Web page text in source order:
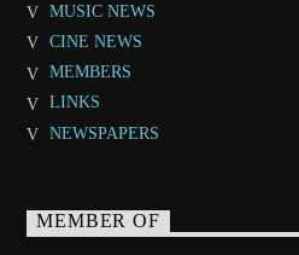
MUSIC NEWS
CINE NEWS
MEMBERS
LINKS
NEWSPAPERS
MEMBER OF